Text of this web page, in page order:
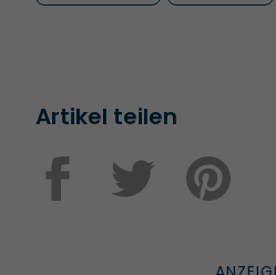
Artikel teilen